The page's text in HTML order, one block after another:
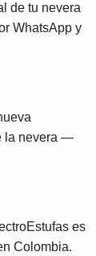
de tu nevera
WhatsApp y
la nevera —
es
Colombia.